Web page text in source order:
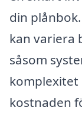
din
kan variera
såsom
komplexitet
kostnaden